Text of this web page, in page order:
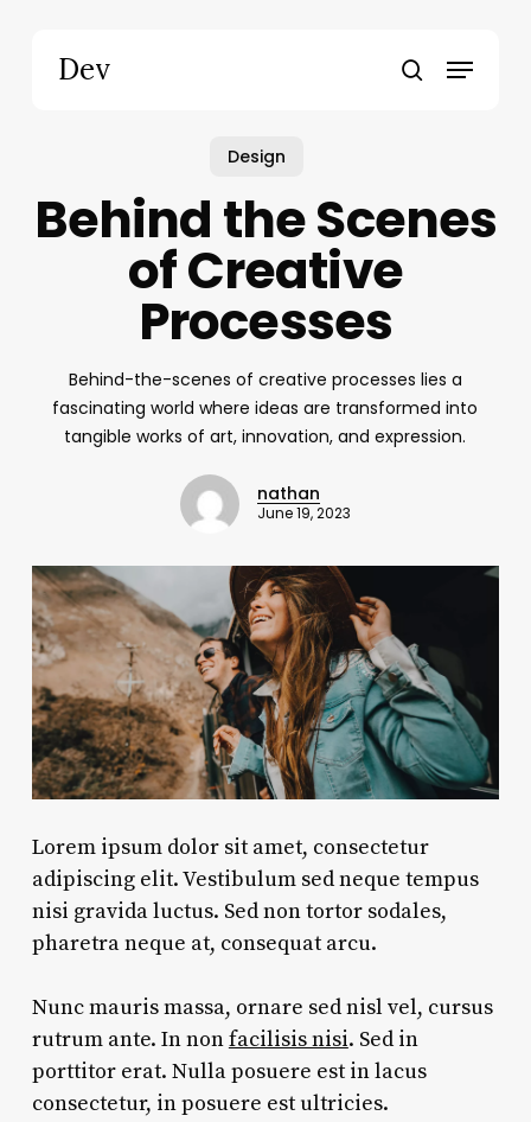
Dev search
Menu
Design
Behind the Scenes
of Creative
Processes
Behind-the-scenes of creative processes lies a
fascinating world where ideas are transformed into
tangible works of art, innovation, and expression.
nathan
June 19, 2023
Lorem ipsum dolor sit amet, consectetur
adipiscing elit. Vestibulum sed neque tempus
nisi gravida luctus. Sed non tortor sodales,
pharetra neque at, consequat arcu.
Nunc mauris massa, ornare sed nisl vel, cursus
rutrum ante. In nonfacilisis nisi. Sed in
porttitor erat. Nulla posuere est in lacus
consectetur, in posuere est ultricies.